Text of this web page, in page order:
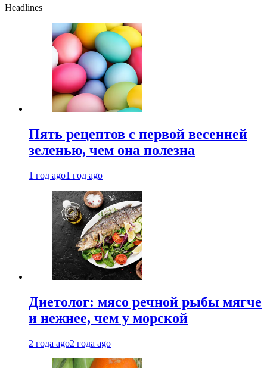
Headlines
Пять рецептов с первой весенней
зеленью, чем она полезна
1 год ago1 год ago
Диетолог: мясо речной рыбы мягче
и нежнее, чем у морской
2 года ago2 года ago